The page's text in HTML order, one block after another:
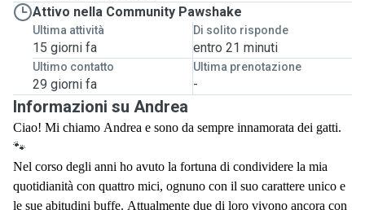
Attivo nella Community Pawshake
Ultima attività
15 giorni fa
Di solito risponde
entro 21 minuti
Ultimo contatto
29 giorni fa
Ultima prenotazione
-
Informazioni su Andrea
Ciao! Mi chiamo Andrea e sono da sempre innamorata dei gatti.
🐾
Nel corso degli anni ho avuto la fortuna di condividere la mia
quotidianità con quattro mici, ognuno con il suo carattere unico e
le sue abitudini buffe. Attualmente due di loro vivono ancora con